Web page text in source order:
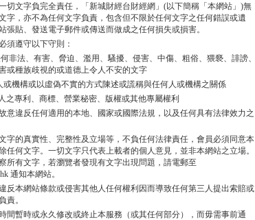
切文字負完全責任，「新城財經台財經網」(以下簡稱「本網站」)無
字，亦不為任何文字負責，包含但不限於任何文字之任何錯誤或遺
張貼、發送電子郵件或傳送而做成之任何損失或損害。
須遵守以下守則：
非法、有害、脅迫、濫用、騷擾、侵害、中傷、粗俗、猥褻、誹謗、
或種族歧視的或道德上令人不安的文字
機構或以虛偽不實的方式陳述或謊稱與任何人或機構之關係
之專利、商標、營業秘密、版權或其他專屬權利
意違反任何適用的本地、國家或國際法規，以及任何具有法律效力之
字的真實性、完整性及立場等，不負任何法律責任，會員必須同意本
任何文字。一切文字只代表上載者的個人意見，並非本網站之立場。
所有文字，若瀏覽者發現有文字出現問題，請電郵至
通知本網站。
反本網站條款或侵害其他人任何權利因而導致任何第三人提出索賠或
責。
間暫時或永久修改或終止本服務（或其任何部分），而毋需事前通